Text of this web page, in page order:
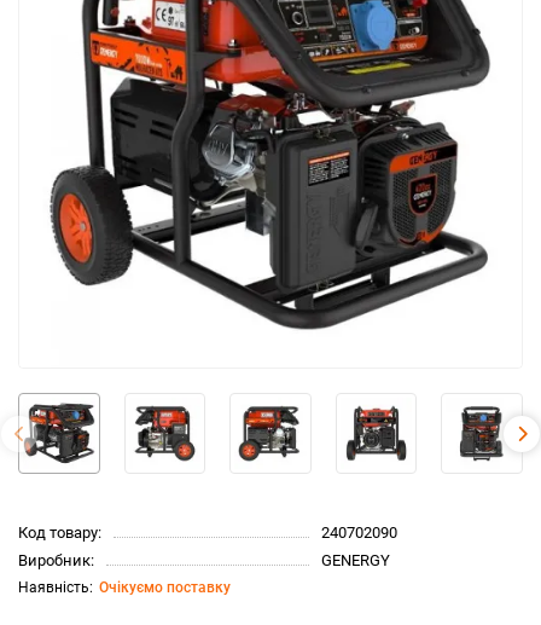
Код товару:
240702090
Виробник:
GENERGY
Очікуємо поставку